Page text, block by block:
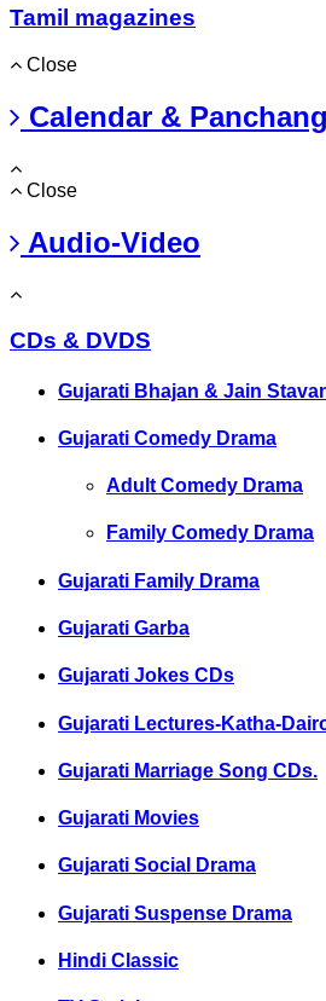
Tamil magazines
Close
Calendar & Panchang
Close
Audio-Video
CDs & DVDS
Gujarati Bhajan & Jain
Gujarati Comedy Drama
Adult Comedy Drama
Family Comedy Drama
Gujarati Family Drama
Gujarati Garba
Gujarati Jokes CDs
Gujarati Lectures-Katha-
Gujarati Marriage Song CDs.
Gujarati Movies
Gujarati Social Drama
Gujarati Suspense Drama
Hindi Classic